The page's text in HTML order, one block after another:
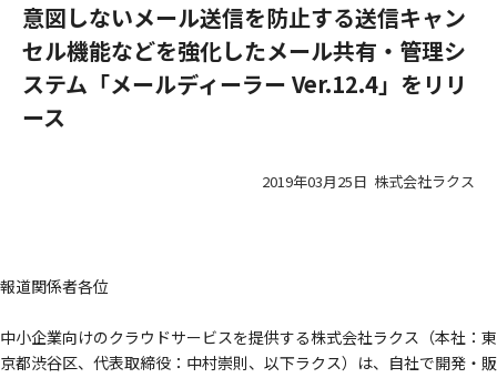
意図しないメール送信を防止する送信キャン
セル機能などを強化したメール共有・管理シ
ステム「メールディーラー Ver.12.4」をリリ
ース
2019年03月25日 株式会社ラクス
報道関係者各位
中小企業向けのクラウドサービスを提供する株式会社ラクス（本社：東
京都渋谷区、代表取締役：中村崇則、以下ラクス）は、自社で開発・販